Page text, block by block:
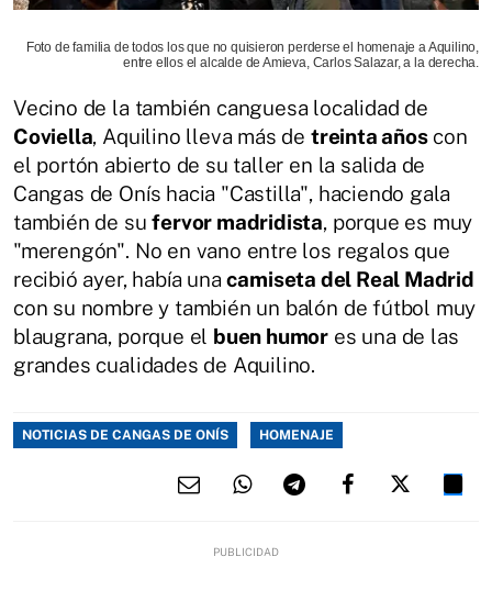
Foto de familia de todos los que no quisieron perderse el homenaje a Aquilino,
entre ellos el alcalde de Amieva, Carlos Salazar, a la derecha.
Vecino de la también canguesa localidad de
Coviella, Aquilino lleva más de treinta añoscon
el portón abierto de su taller en la salida de
Cangas de Onís hacia "Castilla", haciendo gala
también de sufervor madridista, porque es muy
"merengón". No en vano entre los regalos que
recibió ayer, había unacamiseta del Real Madrid
con su nombre y también un balón de fútbol muy
blaugrana, porque el buen humor es una de las
grandes cualidades de Aquilino.
NOTICIAS DE CANGAS DE ONÍS HOMENAJE